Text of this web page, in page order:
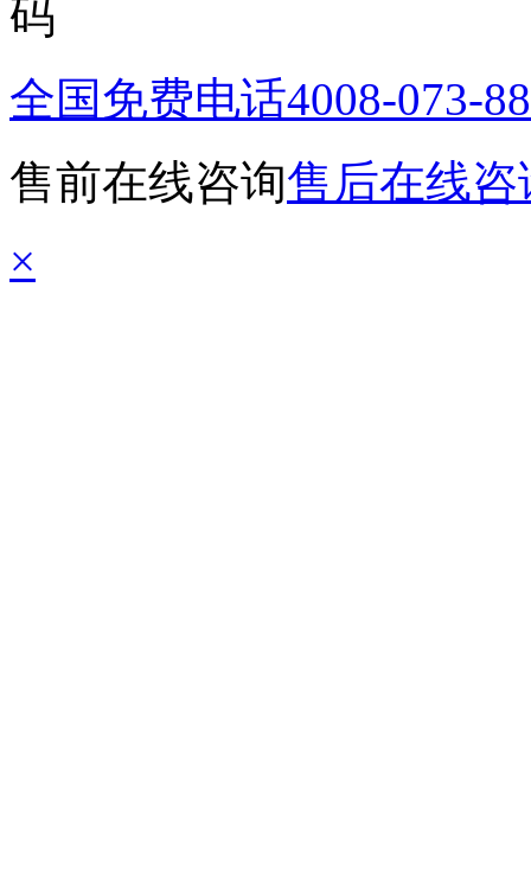
全国免费电话4008-073-
售前在线咨询售后在线咨
×